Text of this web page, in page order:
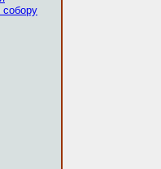
собору